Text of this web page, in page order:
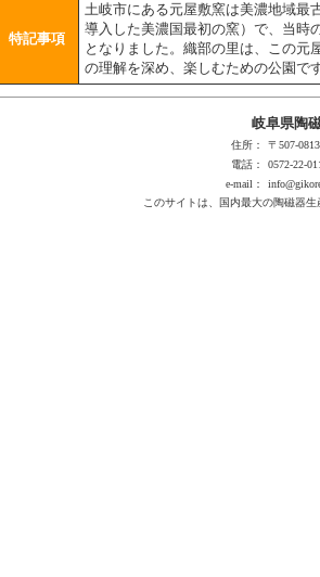
特記事項
土岐市にある元屋敷窯は美濃地域最
導入した美濃国最初の窯）で、当時
となりました。織部の里は、この元
の理解を深め、楽しむための公園で
岐阜県陶
住所：
〒507-
電話：
0572-22-
e-mail：
このサイトは、国内最大の陶磁器